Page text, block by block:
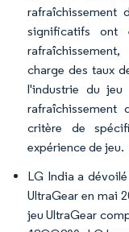
rafraîchissement
significatifs ont
charge des taux
l'industrie du
critère de
expérience de jeu.
LG India a
UltraGear en mai
jeu UltraGear